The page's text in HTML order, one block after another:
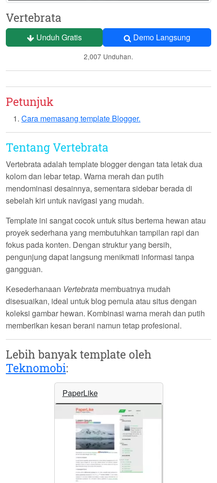
Vertebrata
Unduh Gratis Demo Langsung
2,007 Unduhan.
Petunjuk
Cara memasang template Blogger.
Tentang Vertebrata
Vertebrataadalah template blogger dengan tata letak dua
kolom dan lebar tetap. Warna merah dan putih
mendominasi desainnya, sementara sidebar berada di
sebelah kiri untuk navigasi yang mudah.
Template ini sangat cocok untuk situs bertema hewan atau
proyek sederhana yang membutuhkan tampilan rapi dan
fokus pada konten. Dengan struktur yang bersih,
pengunjung dapat langsung menikmati informasi tanpa
gangguan.
Kesederhanaan Vertebrata membuatnya mudah
disesuaikan, ideal untuk blog pemula atau situs dengan
koleksi gambar hewan. Kombinasi warna merah dan putih
memberikan kesan berani namun tetap profesional.
Lebih banyak template oleh
Teknomobi:
PaperLike